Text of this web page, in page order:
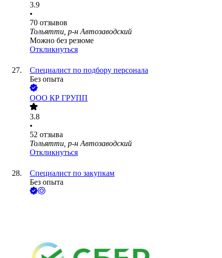
3.9
•
70 отзывов
Тольятти, р-н Автозаводский
Можно без резюме
Откликнуться
Специалист по подбору персонала
Без опыта
ООО КР ГРУПП
3.8
•
52 отзыва
Тольятти, р-н Автозаводский
Откликнуться
Специалист по закупкам
Без опыта